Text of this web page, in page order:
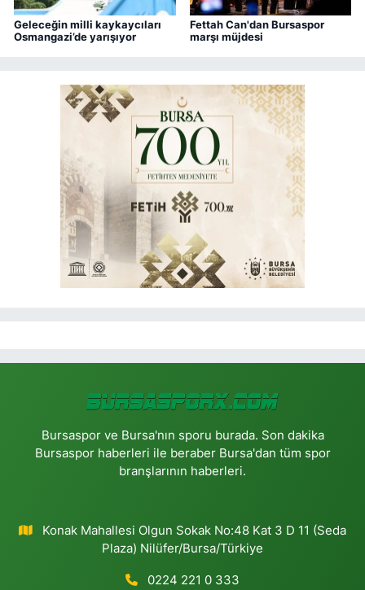
Geleceğin milli kaykaycıları
Osmangazi’de yarışıyor
Fettah Can'dan Bursaspor
marşı müjdesi
Bursaspor ve Bursa'nın sporu burada. Son dakika
Bursaspor haberleri ile beraber Bursa'dan tüm spor
branşlarının haberleri.
Konak Mahallesi Olgun Sokak No:48 Kat 3 D 11 (Seda
Plaza) Nilüfer/Bursa/Türkiye
0224 221 0 333